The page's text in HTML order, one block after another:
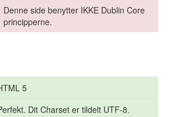
Denne side benytter IKKE Dublin Core
principperne.
5
Dit Charset er tildelt UTF-8.